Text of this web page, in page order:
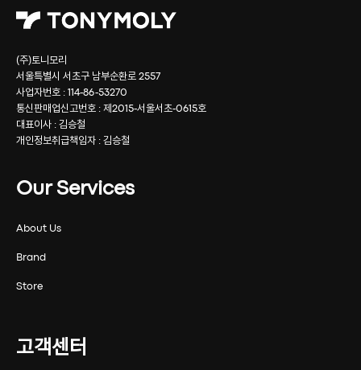
(주)토니모리
서울특별시 서초구 남부순환로 2557
사업자번호 : 114-86-53270
통신판매업신고번호 : 제2015-서울서초-0615호
대표이사 : 김승철
개인정보취급책임자 : 김승철
Our Services
About Us
Brand
Store
고객센터